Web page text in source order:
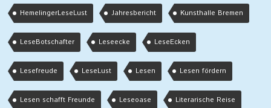
HemelingerLeseLust Jahresbericht Kunsthalle Bremen
LeseBotschafter Leseecke LeseEcken
Lesefreude LeseLust Lesen Lesen fördern
Lesen schafft Freunde Leseoase Literarische Reise